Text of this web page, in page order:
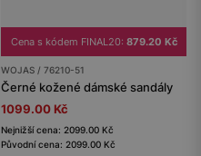
Cena s kódem FINAL20: 879.20 Kč
WOJAS / 76210-51
Černé kožené dámské sandály
1099.00 Kč
Nejnižší cena: 2099.00 Kč
Původní cena: 2099.00 Kč